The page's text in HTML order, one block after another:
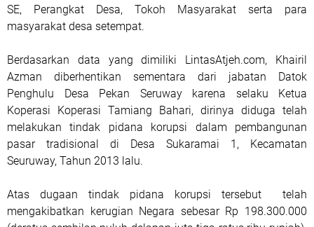
SE, Perangkat Desa, Tokoh Masyarakat serta para
masyarakat desa setempat.
Berdasarkan data yang dimiliki LintasAtjeh.com, Khairil
Azman diberhentikan sementara dari jabatan Datok
Penghulu Desa Pekan Seruway karena selaku Ketua
Koperasi Koperasi Tamiang Bahari, dirinya diduga telah
melakukan tindak pidana korupsi dalam pembangunan
pasar tradisional di Desa Sukaramai 1, Kecamatan
Seuruway, Tahun 2013 lalu.
Atas dugaan tindak pidana korupsi tersebut telah
mengakibatkan kerugian Negara sebesar Rp 198.300.000